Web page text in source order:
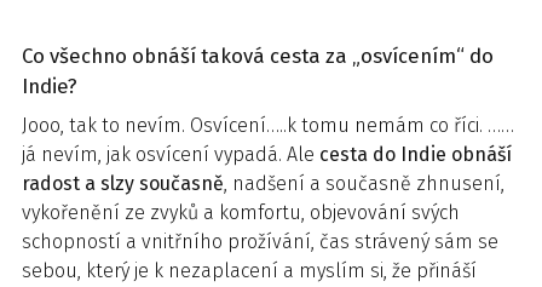
Co všechno obnáší taková cesta za „osvícením“ do
Indie?
Jooo, tak to nevím. Osvícení…..k tomu nemám co říci. ……
já nevím, jak osvícení vypadá. Ale cesta do Indie obnáší
radost a slzy současně, nadšení a současně zhnusení,
vykořenění ze zvyků a komfortu, objevování svých
schopností a vnitřního prožívání, čas strávený sám se
sebou, který je k nezaplacení a myslím si, že přináší